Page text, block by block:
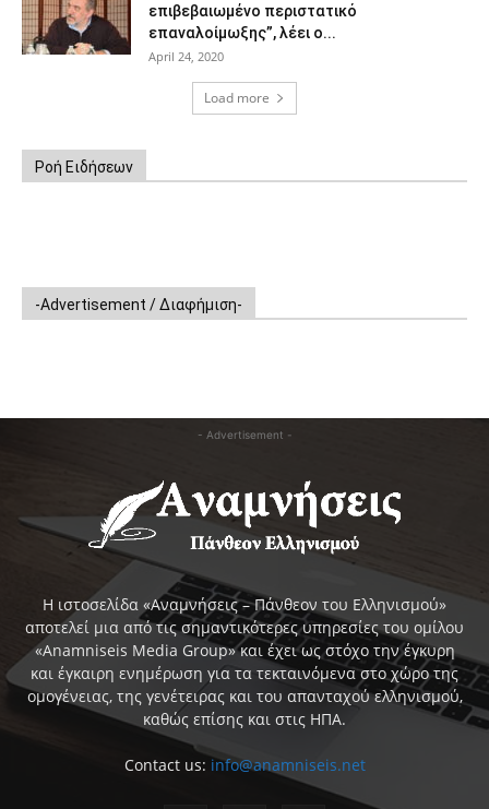
επιβεβαιωμένο περιστατικό
επαναλοίμωξης”, λέει ο...
April 24, 2020
Load more
Ροή Ειδήσεων
-Advertisement / Διαφήμιση-
- Advertisement -
Η ιστοσελίδα «Αναμνήσεις – Πάνθεον του Ελληνισμού»
αποτελεί μια από τις σημαντικότερες υπηρεσίες του ομίλου
«Anamniseis Media Group» και έχει ως στόχο την έγκυρη
και έγκαιρη ενημέρωση για τα τεκταινόμενα στο χώρο της
ομογένειας, της γενέτειρας και του απανταχού ελληνισμού,
καθώς επίσης και στις ΗΠΑ.
Contact us: info@anamniseis.net